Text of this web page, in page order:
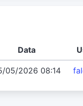
Data
05/2026 08:14